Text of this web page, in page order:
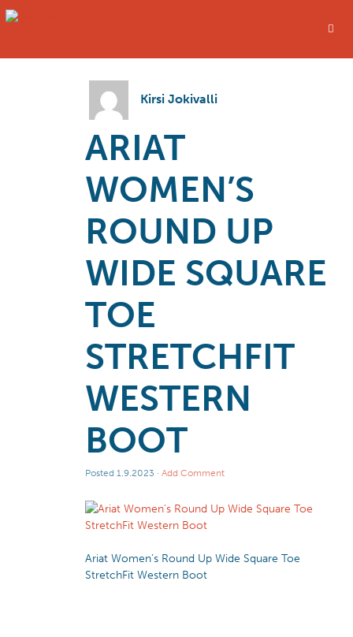
Kirsi Jokivalli
ARIAT
WOMEN’S
ROUND UP
WIDE SQUARE
TOE
STRETCHFIT
WESTERN
BOOT
Posted 1.9.2023 · Add Comment
Ariat Women’s Round Up Wide Square Toe
StretchFit Western Boot